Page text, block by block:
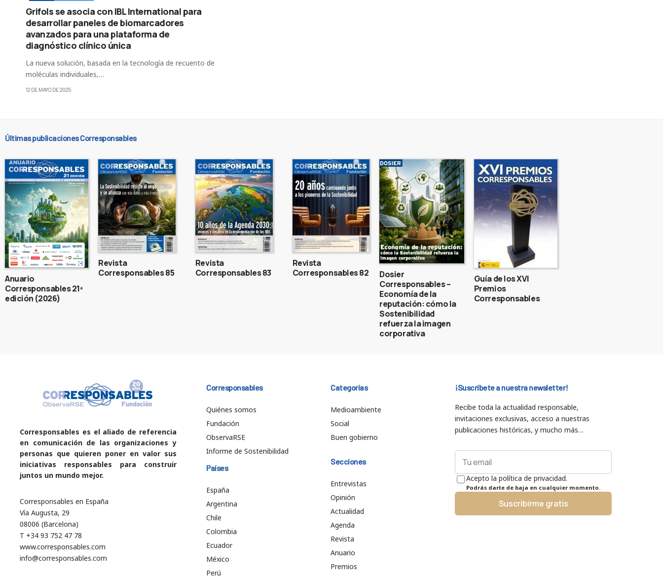
Grifols se asocia con IBL International para
desarrollar paneles de biomarcadores
avanzados para una plataforma de
diagnóstico clínico única
La nueva solución, basada en la tecnología de recuento de
moléculas individuales,…
12 DE MAYO DE 2025
Últimas publicaciones Corresponsables
Anuario
Corresponsables 21ª
edición (2026)
Revista
Corresponsables 85
Revista
Corresponsables 83
Revista
Corresponsables 82
Dosier
Corresponsables –
Economía de la
reputación: cómo la
Sostenibilidad
refuerza la imagen
corporativa
Guía de los XVI
Premios
Corresponsables
Corresponsables es el aliado de referencia
en comunicación de las organizaciones y
personas que quieren poner en valor sus
iniciativas responsables para construir
juntos un mundo mejor.
Corresponsables en España
Vía Augusta, 29
08006 (Barcelona)
T +34 93 752 47 78
www.corresponsables.com
info@corresponsables.com
Corresponsables
Quiénes somos
Fundación
ObservaRSE
Informe de Sostenibilidad
Países
España
Argentina
Chile
Colombia
Ecuador
México
Perú
Categorías
Medioambiente
Social
Buen gobierno
Secciones
Entrevistas
Opinión
Actualidad
Agenda
Revista
Anuario
Premios
¡Suscríbete a nuestra newsletter!
Recibe toda la actualidad responsable,
invitaciones exclusivas, acceso a nuestras
publicaciones históricas, y mucho más…
Acepto la política de privacidad.
Podrás darte de baja en cualquier momento.
Suscribirme gratis